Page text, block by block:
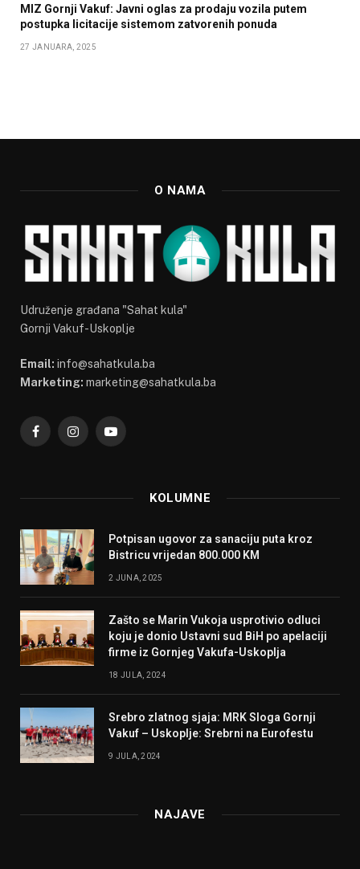
MIZ Gornji Vakuf: Javni oglas za prodaju vozila putem
postupka licitacije sistemom zatvorenih ponuda
27 JANUARA, 2025
O NAMA
Udruženje građana "Sahat kula"
Gornji Vakuf-Uskoplje
Email: info@sahatkula.ba
Marketing: marketing@sahatkula.ba
FacebookInstagramYouTube
KOLUMNE
Potpisan ugovor za sanaciju puta kroz
Bistricu vrijedan 800.000 KM
2 JUNA, 2025
Zašto se Marin Vukoja usprotivio odluci
koju je donio Ustavni sud BiH po apelaciji
firme iz Gornjeg Vakufa-Uskoplja
18 JULA, 2024
Srebro zlatnog sjaja: MRK Sloga Gornji
Vakuf – Uskoplje: Srebrni na Eurofestu
9 JULA, 2024
NAJAVE